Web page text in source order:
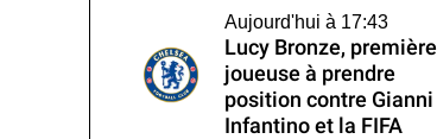
Aujourd'hui à 17:43
Lucy Bronze, première
joueuse à prendre
position contre Gianni
Infantino et la FIFA